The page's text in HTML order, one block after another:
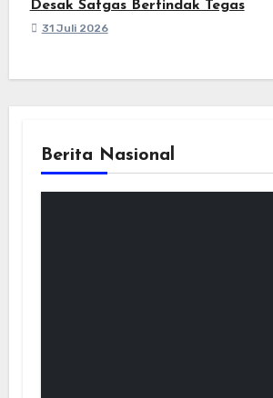
Desak Satgas Bertindak Tegas
31 Juli 2026
Berita Nasional